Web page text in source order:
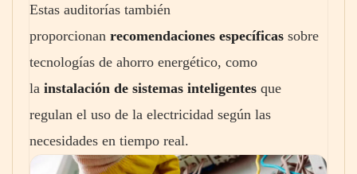
Estas auditorías también
proporcionan recomendaciones específicas sobre
tecnologías de ahorro energético, como
la instalación de sistemas inteligentes que
regulan el uso de la electricidad según las
necesidades en tiempo real.